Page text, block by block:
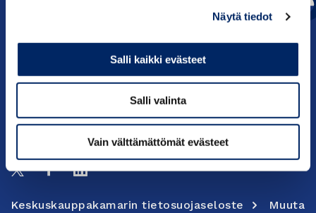
Näytä tiedot
Salli kaikki evästeet
Salli valinta
Vain välttämättömät evästeet
c/o Keskuskauppakamari PL 1000, 00101
Helsinki
Seuraa meitä:
Keskuskauppakamarin tietosuojaseloste Muuta